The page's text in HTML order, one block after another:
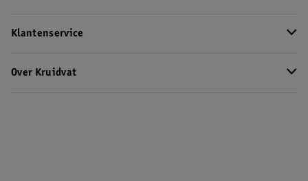
Klantenservice
Over Kruidvat